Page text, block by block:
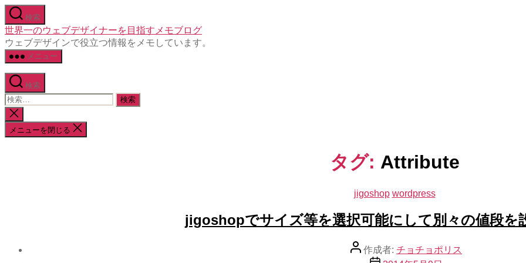
コ
ン
テ
ン
ツ
へ
ス
キ
ッ
プ
検索
世界一のウェブデザイナーを目指すメモブログ
ウェブデザインで役立つ情報をメモしています。
メニュー
検索
検
索
対
象:
検
索
を
メニューを閉じる
タグ: Attribute
カ
ゴ
リ
jigoshop wordpress
jigoshopでサイズ等を選択可能にして別々の値段を
投 作成者: チョチョポリス